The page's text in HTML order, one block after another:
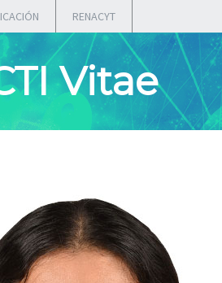
RENACYT
Vitae